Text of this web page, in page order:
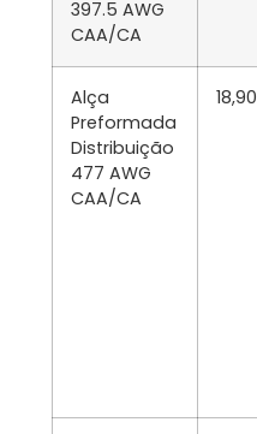
397.5 AWG
CAA/CA
Alça
Preformada
Distribuição
477 AWG
CAA/CA
18,90